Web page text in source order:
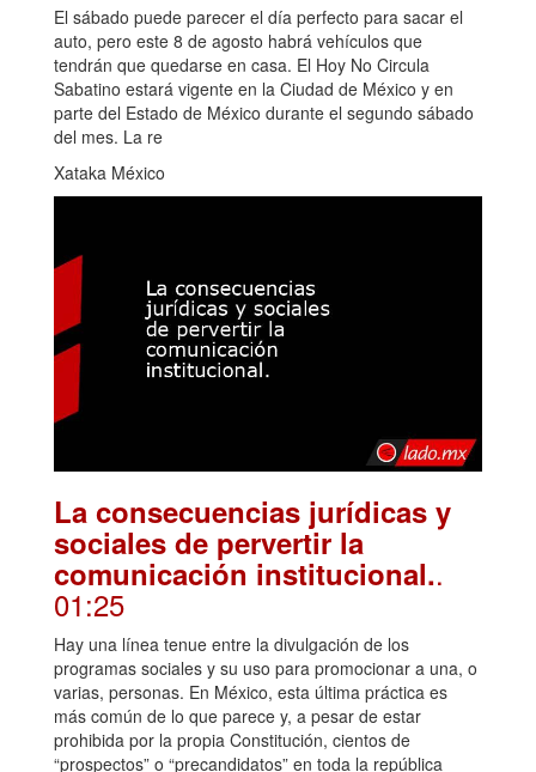
El sábado puede parecer el día perfecto para sacar el
auto, pero este 8 de agosto habrá vehículos que
tendrán que quedarse en casa. El Hoy No Circula
Sabatino estará vigente en la Ciudad de México y en
parte del Estado de México durante el segundo sábado
del mes. La re
Xataka México
La consecuencias jurídicas y
sociales de pervertir la
comunicación institucional..
01:25
Hay una línea tenue entre la divulgación de los
programas sociales y su uso para promocionar a una, o
varias, personas. En México, esta última práctica es
más común de lo que parece y, a pesar de estar
prohibida por la propia Constitución, cientos de
“prospectos” o “precandidatos” en toda la república